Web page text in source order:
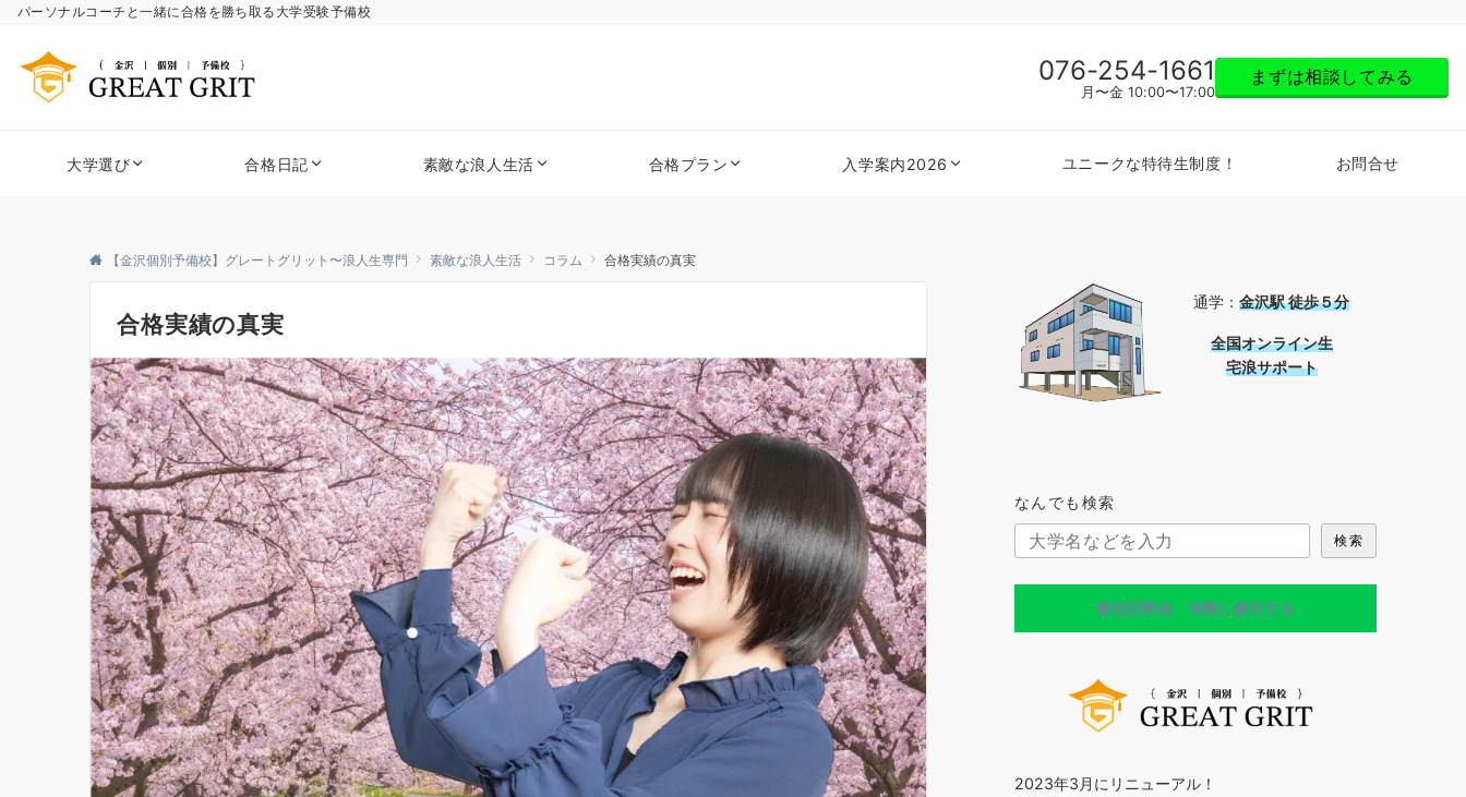
パーソナルコーチと一緒に合格を勝ち取る大学受験予備校
076-254-1661
月〜金 10:00〜17:00
まずは相談してみる
大学選び 合格日記 素敵な浪人生活 合格プラン 入学案内2026 ユニークな特待生制度！ お問合せ
【金沢個別予備校】グレートグリット〜浪人生専門 素敵な浪人生活 コラム 合格実績の真実
合格実績の真実
通学：金沢駅 徒歩５分
全国オンライン生
宅浪サポート
なんでも検索
検索
個別説明会・体験に参加する
2023年3月にリニューアル！